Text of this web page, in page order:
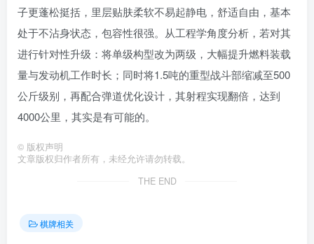
子更蓬松挺括，里层贴肤柔软不易起静电，舒适自由，基本
处于不沾身状态，包容性很强。从工程学角度分析，若对其
进行针对性升级：将单级构型改为两级，大幅提升燃料装载
量与发动机工作时长；同时将1.5吨的重型战斗部缩减至500
公斤级别，再配合弹道优化设计，其射程实现翻倍，达到
4000公里，其实是有可能的。
© 版权声明
文章版权归作者所有，未经允许请勿转载。
THE END
棋牌相关